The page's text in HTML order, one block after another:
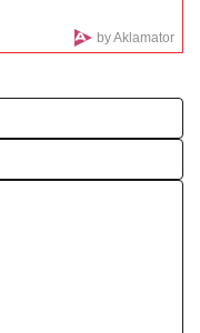
sa MOĆNIM